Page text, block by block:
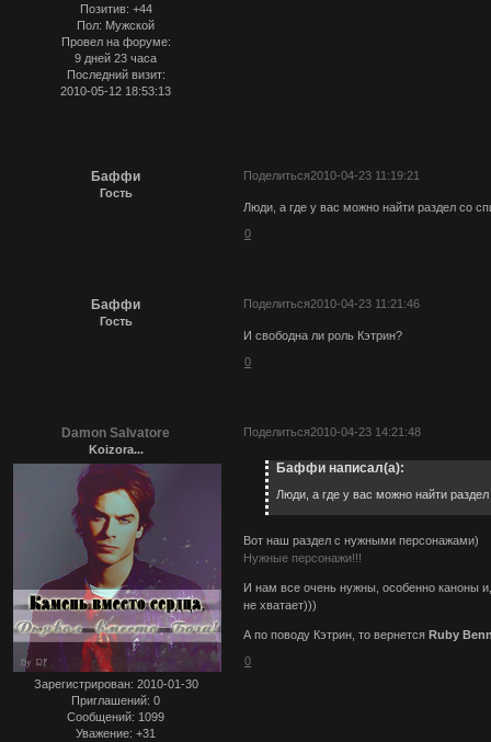
Позитив: +44
Пол: Мужской
Провел на форуме:
9 дней 23 часа
Последний визит:
2010-05-12 18:53:13
Поделиться2010-04-23 11:19:21
Баффи
Гость
Люди, а где у вас можно найти раздел со
0
Поделиться2010-04-23 11:21:46
Баффи
Гость
И свободна ли роль Кэтрин?
0
Поделиться2010-04-23 14:21:48
Damon Salvatore
Koizora...
Зарегистрирован: 2010-01-30
Приглашений: 0
Сообщений: 1099
Уважение: +31
Баффи написал(а):
Люди, а где у вас можно найти
Вот наш раздел с нужными персонажами)
Нужные персонажи!!!
И нам все очень нужны, особенно каноны
не хватает)))
А по поводу Кэтрин, то вернетсяRuby
0